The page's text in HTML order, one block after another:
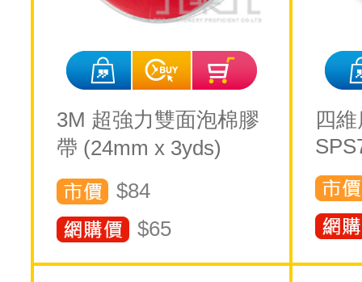
3M 超強力雙面泡棉膠
帶 (24mm x 3yds)
$84
$65
四